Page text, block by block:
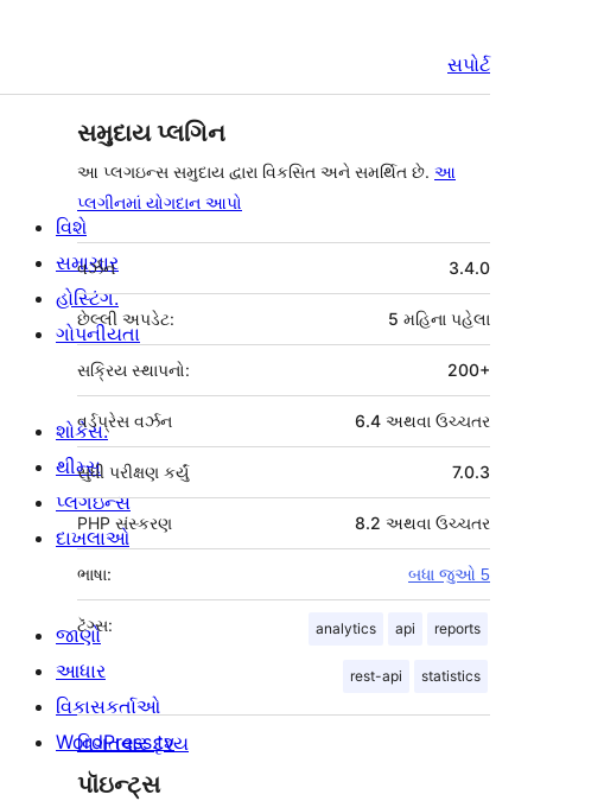
સપોર્ટ
સમુદાય પ્લગિન
આ પ્લગઇન્સ સમુદાય દ્વારા વિકસિત અને સમર્થિત છે. આ
પ્લગીનમાં યોગદાન આપો
મેટા
વર્ઝન 3.4.0
છેલ્લી અપડેટ: 5 મહિના પહેલા
સક્રિય સ્થાપનો: 200+
વર્ડપ્રેસ વર્ઝન 6.4 અથવા ઉચ્ચતર
7.0.3
સુધી પરીક્ષણ કર્યું
PHP સંસ્કરણ 8.2 અથવા ઉચ્ચતર
ભાષા: બધા જુઓ 5
ટૅગ્સ: analytics api reports
rest-api statistics
વિગતવાર દૃશ્ય
પૉઇન્ટ્સ
વિશે
સમાચાર
હોસ્ટિંગ.
ગોપનીયતા
શોકેસ.
થીમ્સ
પ્લગઇન્સ
દાખલાઓ
જાણો
આધાર
વિકાસકર્તાઓ
WordPress.tv